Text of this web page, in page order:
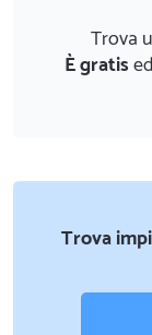
Trova
È gratis
Trova